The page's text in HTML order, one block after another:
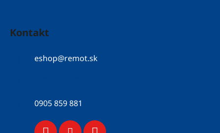
Kontakt
eshop@remot.sk
0905 859 881